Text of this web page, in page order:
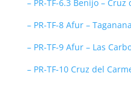
– PR-TF-6.3 Benijo –
– PR-TF-8 Afur –
– PR-TF-9 Afur – Las
– PR-TF-10 Cruz del